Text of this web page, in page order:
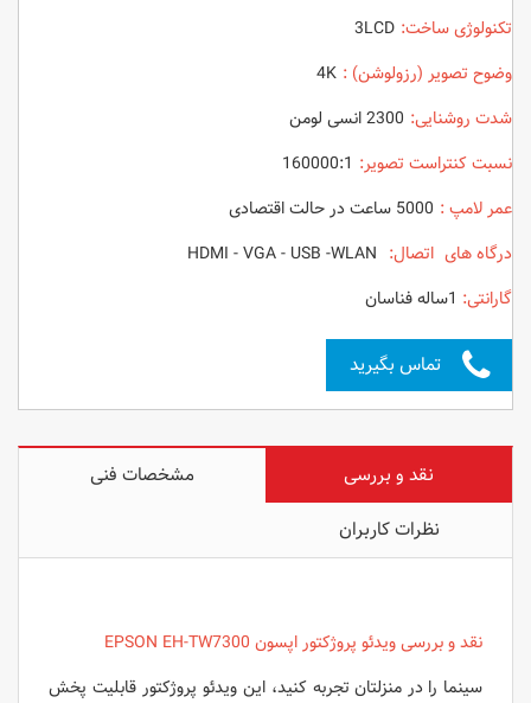
تکنولوژی ساخت: 3LCD
وضوح تصویر (رزولوشن) : 4K
شدت روشنایی:
نسبت کنتراست تصویر:
عمر لامپ : 5000 ساعت در حالت اقتصادی
درگاه های اتصال:
گارانتی: 1ساله فناسان
تماس بگیرید
نقد و بررسی
مشخصات فنی
نظرات کاربران
نقد و بررسی ویدئو پروژکتور اپسون EPSON EH-TW7300
سینما را در منزلتان تجربه کنید، این ویدئو پروژکتور قابلیت پخش